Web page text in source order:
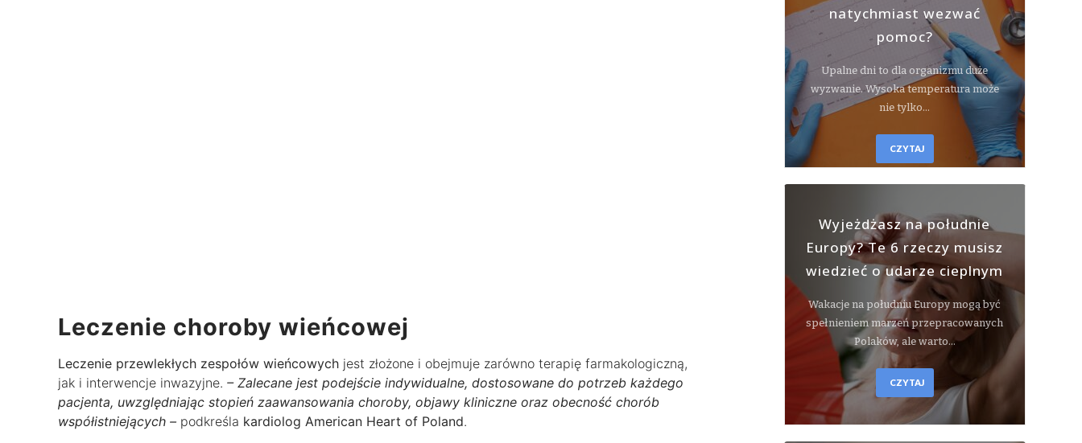
Leczenie choroby wieńcowej
Leczenie przewlekłych zespołów wieńcowych jest złożone i obejmuje zarówno terapię farmakologiczną,
jak i interwencje inwazyjne. – Zalecane jest podejście indywidualne, dostosowane do potrzeb każdego
pacjenta, uwzględniając stopień zaawansowania choroby, objawy kliniczne oraz obecność chorób
współistniejących – podkreśla kardiolog American Heart of Poland.
natychmiast wezwać
pomoc?
Upalne dni to dla organizmu duże
wyzwanie. Wysoka temperatura może
nie tylko…
CZYTAJ
Wyjeżdżasz na południe
Europy? Te 6 rzeczy musisz
wiedzieć o udarze cieplnym
Wakacje na południu Europy mogą być
spełnieniem marzeń przepracowanych
Polaków, ale warto…
CZYTAJ